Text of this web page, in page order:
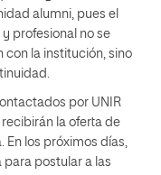
alumni, pues el
profesional no se
con la institución, sino
por UNIR
la oferta de
En los próximos días,
postular a las